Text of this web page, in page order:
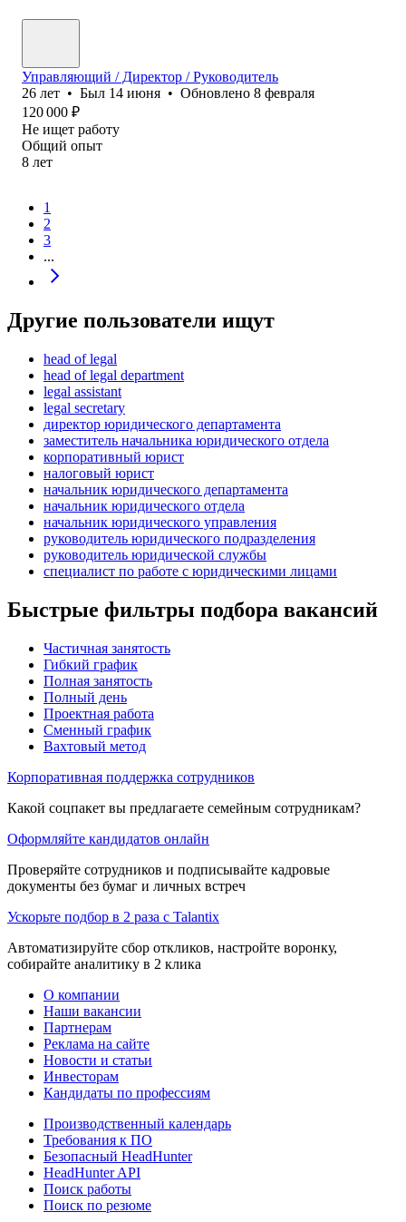
Управляющий / Директор / Руководитель
26 лет • Был 14 июня • Обновлено 8 февраля
120 000 ₽
Не ищет работу
Общий опыт
8 лет
1
2
3
...
Другие пользователи ищут
head of legal
head of legal department
legal assistant
legal secretary
директор юридического департамента
заместитель начальника юридического отдела
корпоративный юрист
налоговый юрист
начальник юридического департамента
начальник юридического отдела
начальник юридического управления
руководитель юридического подразделения
руководитель юридической службы
специалист по работе с юридическими лицами
Быстрые фильтры подбора вакансий
Частичная занятость
Гибкий график
Полная занятость
Полный день
Проектная работа
Сменный график
Вахтовый метод
Корпоративная поддержка сотрудников
Какой соцпакет вы предлагаете семейным сотрудникам?
Оформляйте кандидатов онлайн
Проверяйте сотрудников и подписывайте кадровые
документы без бумаг и личных встреч
Ускорьте подбор в 2 раза с Talantix
Автоматизируйте сбор откликов, настройте воронку,
собирайте аналитику в 2 клика
О компании
Наши вакансии
Партнерам
Реклама на сайте
Новости и статьи
Инвесторам
Кандидаты по профессиям
Производственный календарь
Требования к ПО
Безопасный HeadHunter
HeadHunter API
Поиск работы
Поиск по резюме